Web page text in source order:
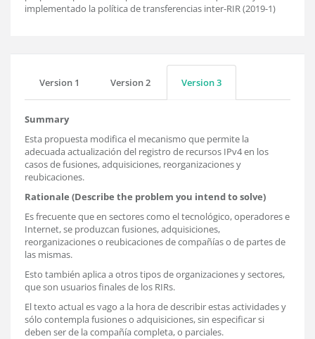
implementado la política de transferencias inter-RIR (2019-1)
Version 1 Version 2 Version 3
Summary
Esta propuesta modifica el mecanismo que permite la
adecuada actualización del registro de recursos IPv4 en los
casos de fusiones, adquisiciones, reorganizaciones y
reubicaciones.
Rationale (Describe the problem you intend to solve)
Es frecuente que en sectores como el tecnológico, operadores e
Internet, se produzcan fusiones, adquisiciones,
reorganizaciones o reubicaciones de compañías o de partes de
las mismas.
Esto también aplica a otros tipos de organizaciones y sectores,
que son usuarios finales de los RIRs.
El texto actual es vago a la hora de describir estas actividades y
sólo contempla fusiones o adquisiciones, sin especificar si
deben ser de la compañía completa, o parciales.